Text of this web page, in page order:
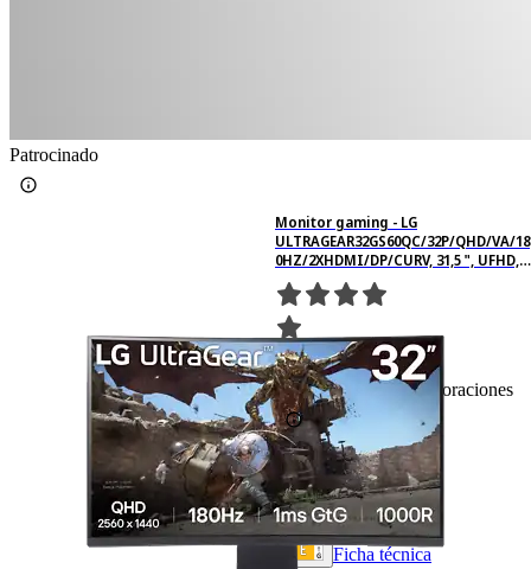
Patrocinado
Ficha técnica
Monitor gaming - LG
ULTRAGEAR32GS60QC/32P/QHD/VA/18
0HZ/2XHDMI/DP/CURV, 31,5 ", UFHD, 1
ms, 180 Hz, Not available
344Basado en 344 valoraciones